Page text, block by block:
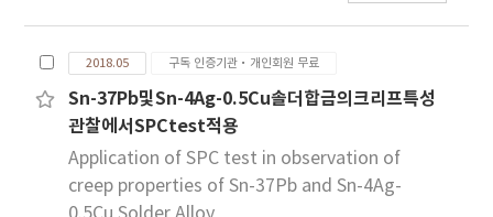
2018.05 구독 인증기관·개인회원 무료
Sn-37Pb및Sn-4Ag-0.5Cu솔더합금의크리프특성
관찰에서SPCtest적용
Application of SPC test in observation of
creep properties of Sn-37Pb and Sn-4Ag-